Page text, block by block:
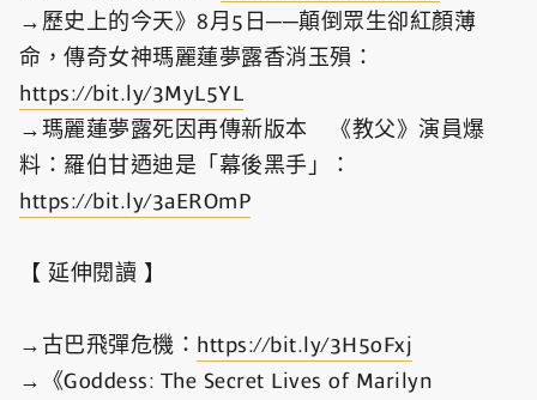
→歷史上的今天》8月5日──顛倒眾生卻紅顏薄
命，傳奇女神瑪麗蓮夢露香消玉殞：
https://bit.ly/3MyL5YL
→瑪麗蓮夢露死因再傳新版本 《教父》演員爆
料：羅伯甘迺迪是「幕後黑手」：
https://bit.ly/3aEROmP
【 延伸閱讀 】
→古巴飛彈危機： https://bit.ly/3H5oFxj
→《Goddess: The Secret Lives of Marilyn